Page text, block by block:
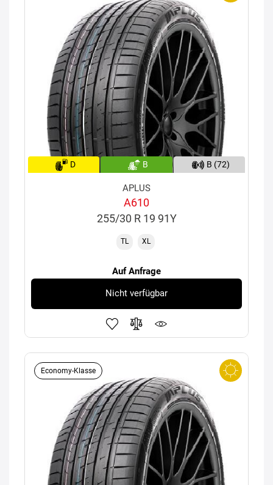
D B B (72)
APLUS
A610
255/30 R 19 91Y
TL XL
Auf Anfrage
Nicht verfügbar
Economy-Klasse